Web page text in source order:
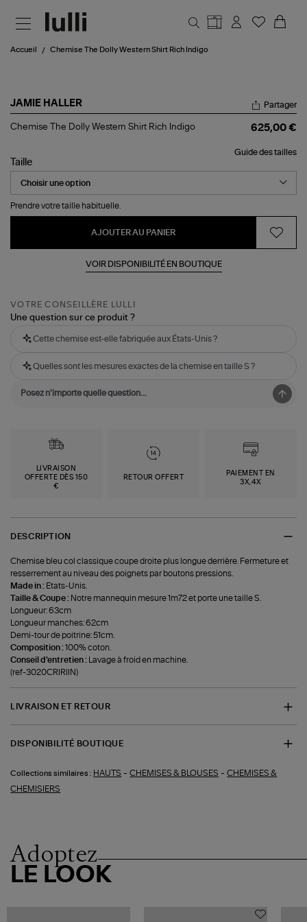
Accueil Chemise The Dolly Western Shirt Rich Indigo
JAMIE HALLER
Chemise
Western
Shirt
Rich
Partager
Chemise The Dolly Western Shirt Rich Indigo 625,00 €
Guide des tailles
Taille
Prendre votre taille habituelle.
AJOUTER AU PANIER
VOIR DISPONIBILITÉ EN BOUTIQUE
VOTRE CONSEILLÈRE LULLI
Une question sur ce produit ?
Cette chemise est-elle fabriquée aux États-Unis ?
Quelles sont les mesures exactes de la chemise en taille S ?
LIVRAISON
OFFERTE DÈS 150
€
RETOUR OFFERT
PAIEMENT EN
3X,4X
DESCRIPTION
Chemise bleu col classique coupe droite plus longue derrière. Fermeture et
resserrement au niveau des poignets par boutons pressions.
Made in : Etats-Unis.
Taille & Coupe : Notre mannequin mesure 1m72 et porte une taille S.
Longueur: 63cm
Longueur manches: 62cm
Demi-tour de poitrine: 51cm.
Composition :100% coton.
Conseil d'entretien : Lavage à froid en machine.
(ref-3020CRIRIIN)
LIVRAISON ET RETOUR
DISPONIBILITÉ BOUTIQUE
Collections similaires : HAUTS -CHEMISES & BLOUSES -CHEMISES &
CHEMISIERS
Adoptez
LE LOOK